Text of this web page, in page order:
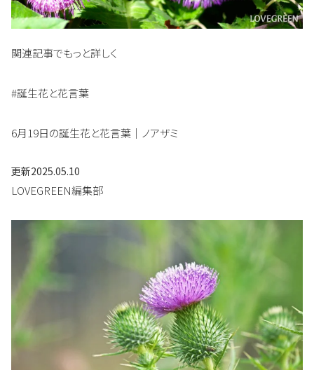
関連記事でもっと詳しく
#誕生花と花言葉
6月19日の誕生花と花言葉｜ノアザミ
更新2025.05.10
LOVEGREEN編集部